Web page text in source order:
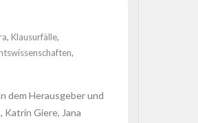
, Klausurfälle,
,
dem Herausgeber und
Giere, Jana